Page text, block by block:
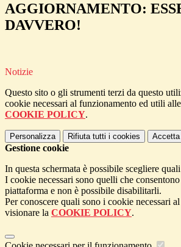
AGGIORNAMENTO:
DAVVERO!
Notizie
Questo sito o gli strumenti terzi da questo
cookie necessari al funzionamento ed utili
COOKIE POLICY.
Personalizza Rifiuta tutti i cookies
Gestione cookie
In questa schermata è possibile scegliere
I cookie necessari sono quelli che
piattaforma e non è possibile disabilitarli.
Per conoscere quali sono i cookie necessari
visionare la COOKIE POLICY.